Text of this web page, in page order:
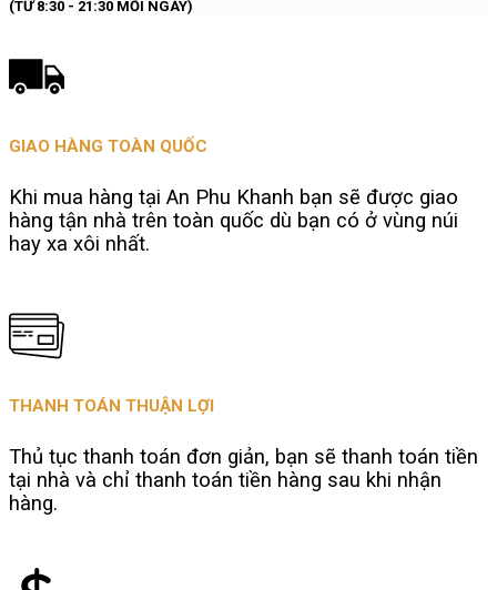
(TỪ 8:30 - 21:30 MỖI NGÀY)
GIAO HÀNG TOÀN QUỐC
Khi mua hàng tại An Phu Khanh bạn sẽ được giao
hàng tận nhà trên toàn quốc dù bạn có ở vùng núi
hay xa xôi nhất.
THANH TOÁN THUẬN LỢI
Thủ tục thanh toán đơn giản, bạn sẽ thanh toán tiền
tại nhà và chỉ thanh toán tiền hàng sau khi nhận
hàng.